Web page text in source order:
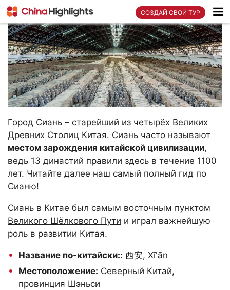
СОЗДАЙ СВОЙ ТУР
Город Сиань – старейший из четырёх Великих
Древних Столиц Китая. Сиань часто называют
местом зарождения китайской цивилизации,
ведь 13 династий правили здесь в течение 1100
лет. Читайте далее наш самый полный гид по
Сианю!
Сиань в Китае был самым восточным пунктом
Великого Шёлкового Пути и играл важнейшую
роль в развитии Китая.
Название по-китайски:: 西安, Xī'ān
Местоположение: Северный Китай,
провинция Шэньси